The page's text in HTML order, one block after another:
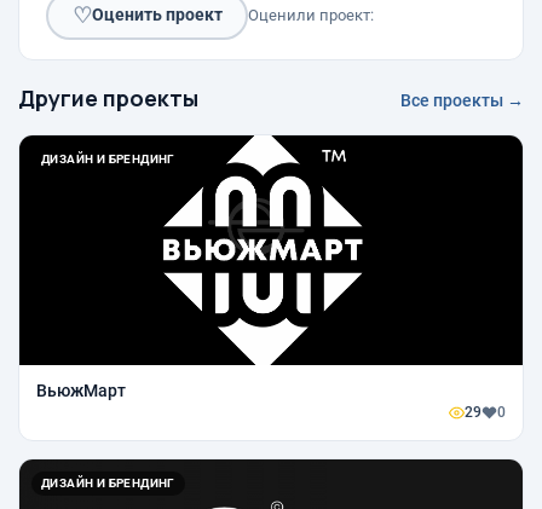
♡Оценить проект Оценили проект:
Другие проекты Все проекты →
ДИЗАЙН И БРЕНДИНГ
ВьюжМарт
29 0
ДИЗАЙН И БРЕНДИНГ